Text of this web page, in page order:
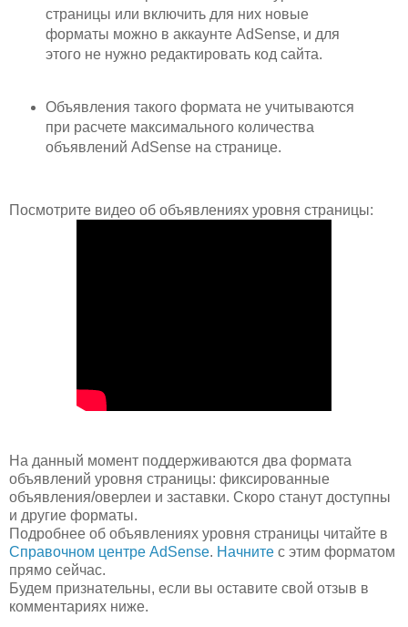
страницы или включить для них новые
форматы можно в аккаунте AdSense, и для
этого не нужно редактировать код сайта.
Объявления такого формата не учитываются
при расчете максимального количества
объявлений AdSense на странице.
Посмотрите видео об объявлениях уровня страницы:
На данный момент поддерживаются два формата
объявлений уровня страницы: фиксированные
объявления/оверлеи и заставки. Скоро станут доступны
и другие форматы.
Подробнее об объявлениях уровня страницы читайте в
Справочном центре AdSense. Начните с этим форматом
прямо сейчас.
Будем признательны, если вы оставите свой отзыв в
комментариях ниже.